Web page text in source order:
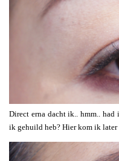
Direct erna dacht ik.. hmm..
ik gehuild heb? Hier kom ik later